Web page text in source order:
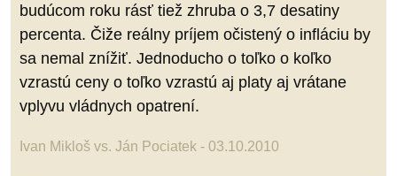
budúcom roku rásť tiež zhruba o 3,7 desatiny
percenta. Čiže reálny príjem očistený o infláciu by
sa nemal znížiť. Jednoducho o toľko o koľko
vzrastú ceny o toľko vzrastú aj platy aj vrátane
vplyvu vládnych opatrení.
Ivan Mikloš vs. Ján Pociatek - 03.10.2010